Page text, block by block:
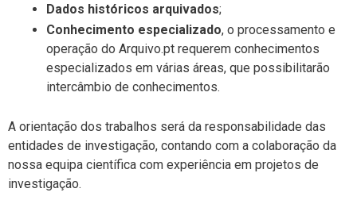
Dados históricos arquivados;
Conhecimento especializado, o processamento e
operação do Arquivo.pt requerem conhecimentos
especializados em várias áreas, que possibilitarão
intercâmbio de conhecimentos.
A orientação dos trabalhos será da responsabilidade das
entidades de investigação, contando com a colaboração da
nossa equipa científica com experiência em projetos de
investigação.